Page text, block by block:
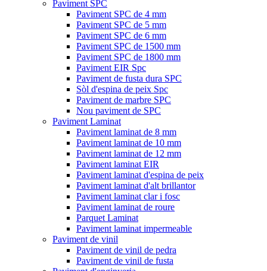
Paviment SPC
Paviment SPC de 4 mm
Paviment SPC de 5 mm
Paviment SPC de 6 mm
Paviment SPC de 1500 mm
Paviment SPC de 1800 mm
Paviment EIR Spc
Paviment de fusta dura SPC
Sòl d'espina de peix Spc
Paviment de marbre SPC
Nou paviment de SPC
Paviment Laminat
Paviment laminat de 8 mm
Paviment laminat de 10 mm
Paviment laminat de 12 mm
Paviment laminat EIR
Paviment laminat d'espina de peix
Paviment laminat d'alt brillantor
Paviment laminat clar i fosc
Paviment laminat de roure
Parquet Laminat
Paviment laminat impermeable
Paviment de vinil
Paviment de vinil de pedra
Paviment de vinil de fusta